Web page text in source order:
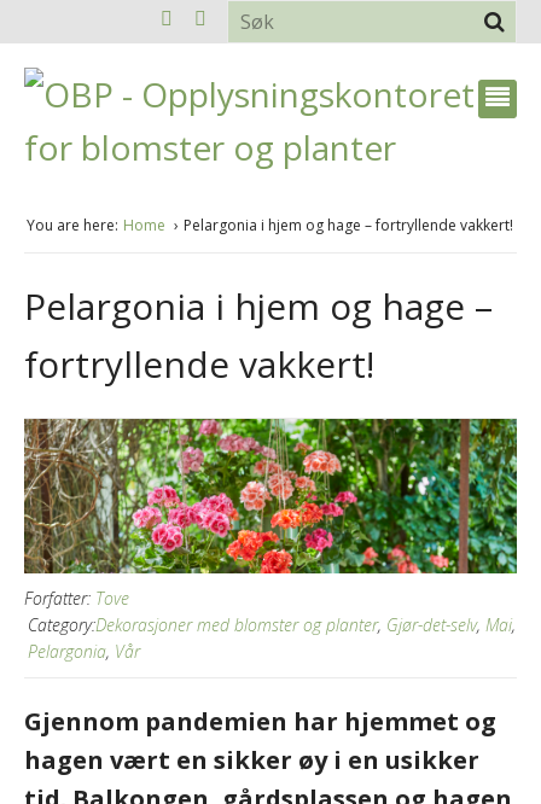
You are here: Home Pelargonia i hjem og hage – fortryllende vakkert!
Pelargonia i hjem og hage –
fortryllende vakkert!
Forfatter: Tove
Category:Dekorasjoner med blomster og planter, Gjør-det-selv, Mai,
Pelargonia, Vår
Gjennom pandemien har hjemmet og
hagen vært en sikker øy i en usikker